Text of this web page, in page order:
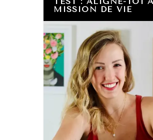
MISSION DE VIE